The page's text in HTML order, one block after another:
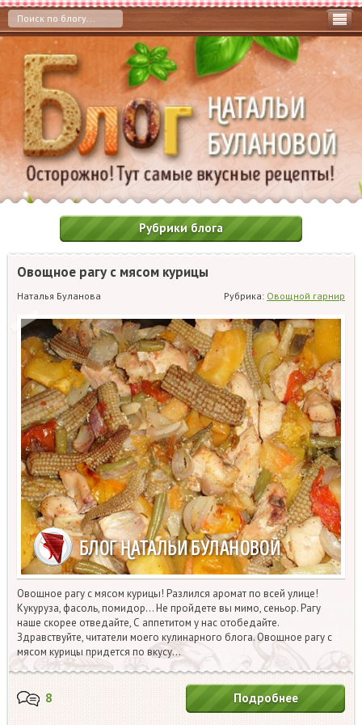
Рубрики блога
Овощное рагу с мясом курицы
Наталья Буланова Рубрика: Овощной гарнир
Овощное рагу с мясом курицы! Разлился аромат по всей улице!
Кукуруза, фасоль, помидор… Не пройдете вы мимо, сеньор. Рагу
наше скорее отведайте, С аппетитом у нас отобедайте.
Здравствуйте, читатели моего кулинарного блога. Овощное рагу с
мясом курицы придется по вкусу…
8 Подробнее